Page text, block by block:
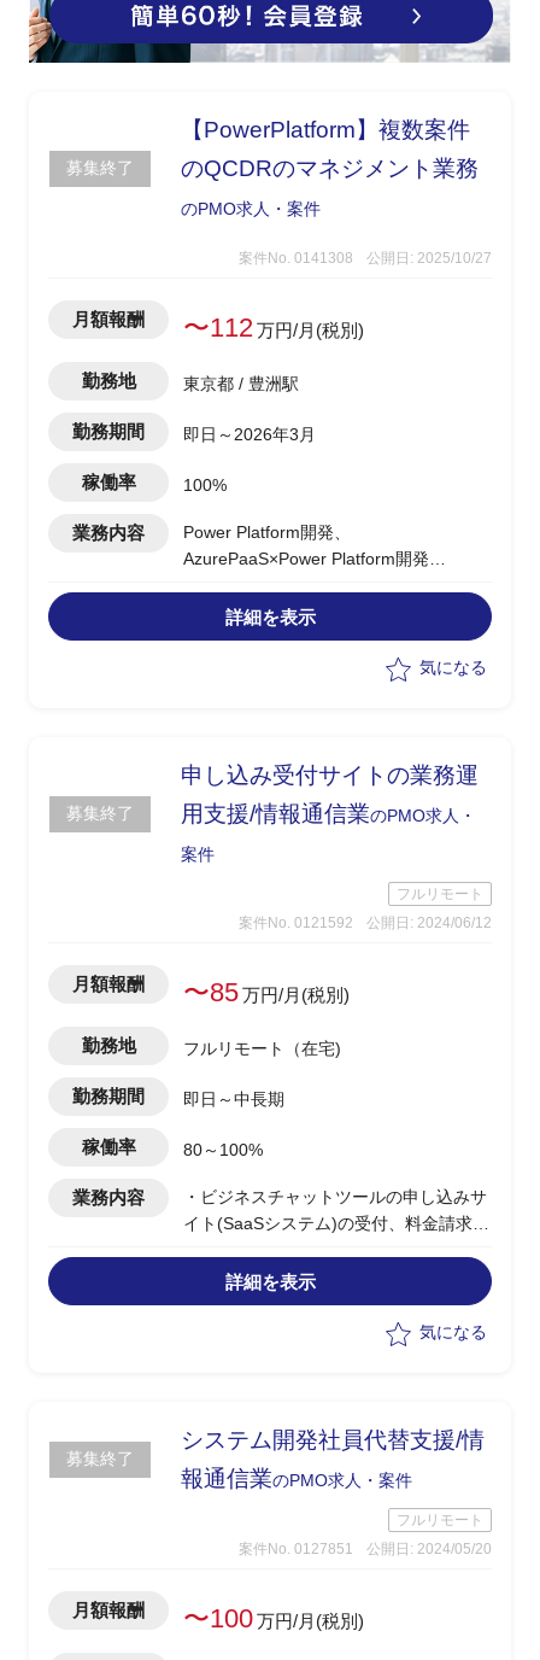
募集終了
【PowerPlatform】複数案件
のQCDRのマネジメント業務
のPMO求人・案件
案件No. 0141308 公開日: 2025/10/27
月額報酬 〜112万円/月(税別)
勤務地 東京都 / 豊洲駅
勤務期間 即日～2026年3月
稼働率 100%
業務内容
Power Platform開発、
AzurePaaS×Power Platform開発
SharePointサイト構築、SharePoint移行
Azure Open AI 生成AI環境構築、精度
詳細を表示
気になる
募集終了
申し込み受付サイトの業務運
用支援/情報通信業のPMO求人・
案件
フルリモート
案件No. 0121592
公開日: 2024/06/12
月額報酬 〜85万円/月(税別)
勤務地 フルリモート（在宅)
勤務期間 即日～中長期
稼働率 80～100%
業務内容
・ビジネスチャットツールの申し込みサ
イト(SaaSシステム)の受付、料金請求業
・他社へ外部委託している申込受付業務
の実施内容管理
・エンド企業が外部委託をせず直営で実
施
詳細を表示
気になる
募集終了
システム開発社員代替支援/情
報通信業のPMO求人・案件
フルリモート
案件No. 0127851
公開日: 2024/05/20
月額報酬 〜100万円/月(税別)